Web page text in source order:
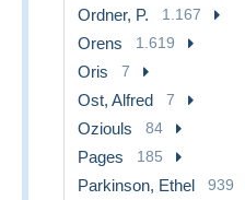
Ordner, P. 1.167
Orens 1.619
Oris 7
Ost, Alfred 7
Oziouls 84
Pages 185
Parkinson, Ethel 939